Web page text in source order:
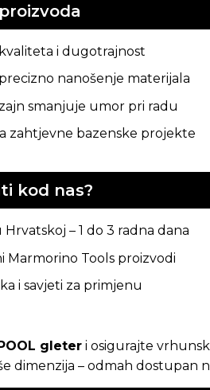
i dugotrajnost
nanošenje materijala
smanjuje umor pri radu
zahtjevne bazenske projekte
kod nas?
Hrvatskoj – 1 do 3 radna dana
Marmorino Tools proizvodi
i savjeti za primjenu
gleteri osigurajte
dimenzija – odmah dostupan